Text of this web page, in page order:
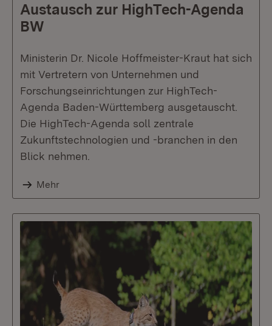
Austausch zur HighTech-Agenda
BW
Ministerin Dr. Nicole Hoffmeister-Kraut hat sich
mit Vertretern von Unternehmen und
Forschungseinrichtungen zur HighTech-
Agenda Baden-Württemberg ausgetauscht.
Die HighTech-Agenda soll zentrale
Zukunftstechnologien und -branchen in den
Blick nehmen.
Mehr